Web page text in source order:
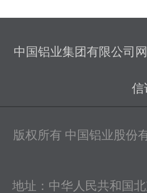
中国铝业集团有限公司
信
版权所有 中国铝业股份
地址：中华人民共和国